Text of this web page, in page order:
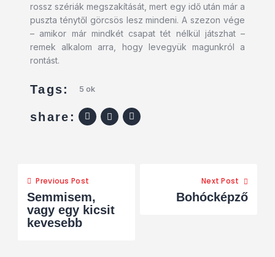
rossz szériák megszakítását, mert egy idő után már a
puszta ténytől görcsös lesz mindeni. A szezon vége
– amikor már mindkét csapat tét nélkül játszhat –
remek alkalom arra, hogy levegyük magunkról a
rontást.
Tags: 5 ok
share:
Previous Post
Semmisem,
vagy egy kicsit
kevesebb
Next Post
Bohócképző